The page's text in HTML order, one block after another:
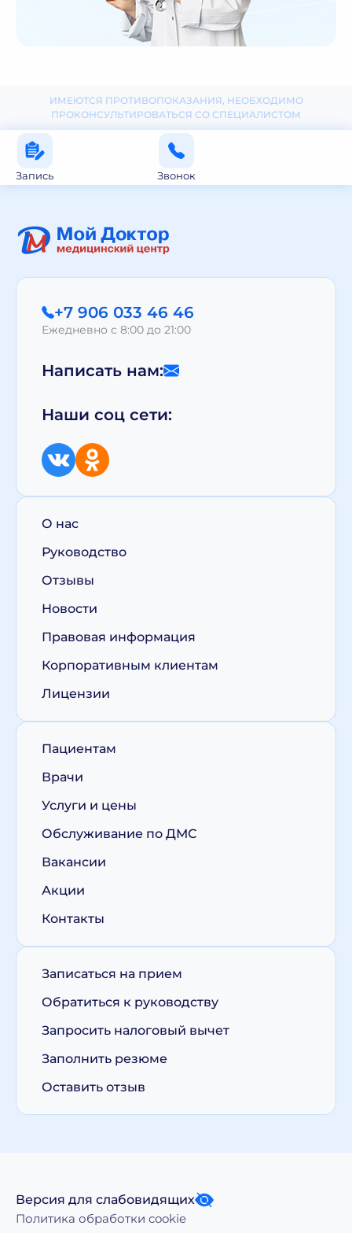
ИМЕЮТСЯ ПРОТИВОПОКАЗАНИЯ, НЕОБХОДИМО
ПРОКОНСУЛЬТИРОВАТЬСЯ СО СПЕЦИАЛИСТОМ
Запись Звонок
+7 906 033 46 46
Ежедневно с 8:00 до 21:00
Написать нам:
Наши соц сети:
О нас
Руководство
Отзывы
Новости
Правовая информация
Корпоративным клиентам
Лицензии
Пациентам
Врачи
Услуги и цены
Обслуживание по ДМС
Вакансии
Акции
Контакты
Записаться на прием
Обратиться к руководству
Запросить налоговый вычет
Заполнить резюме
Оставить отзыв
Версия для слабовидящих
Политика обработки cookie